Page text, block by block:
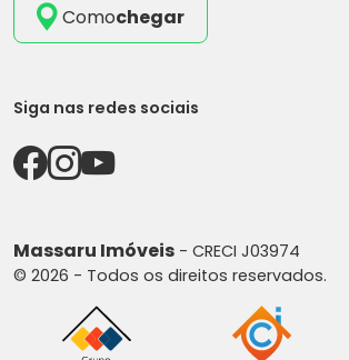
Comochegar
Siga nas redes sociais
Massaru Imóveis - CRECI J03974
© 2026 - Todos os direitos reservados.